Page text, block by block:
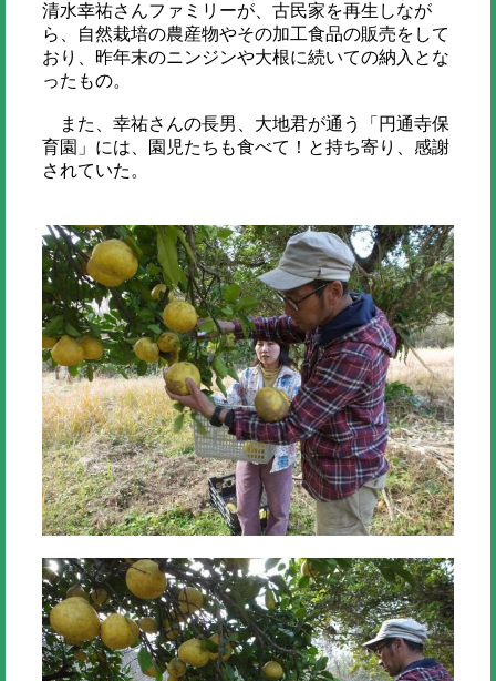
清水幸祐さんファミリーが、古民家を再生しなが
ら、自然栽培の農産物やその加工食品の販売をして
おり、昨年末のニンジンや大根に続いての納入とな
ったもの。
また、幸祐さんの長男、大地君が通う「円通寺保
育園」には、園児たちも食べて！と持ち寄り、感謝
されていた。